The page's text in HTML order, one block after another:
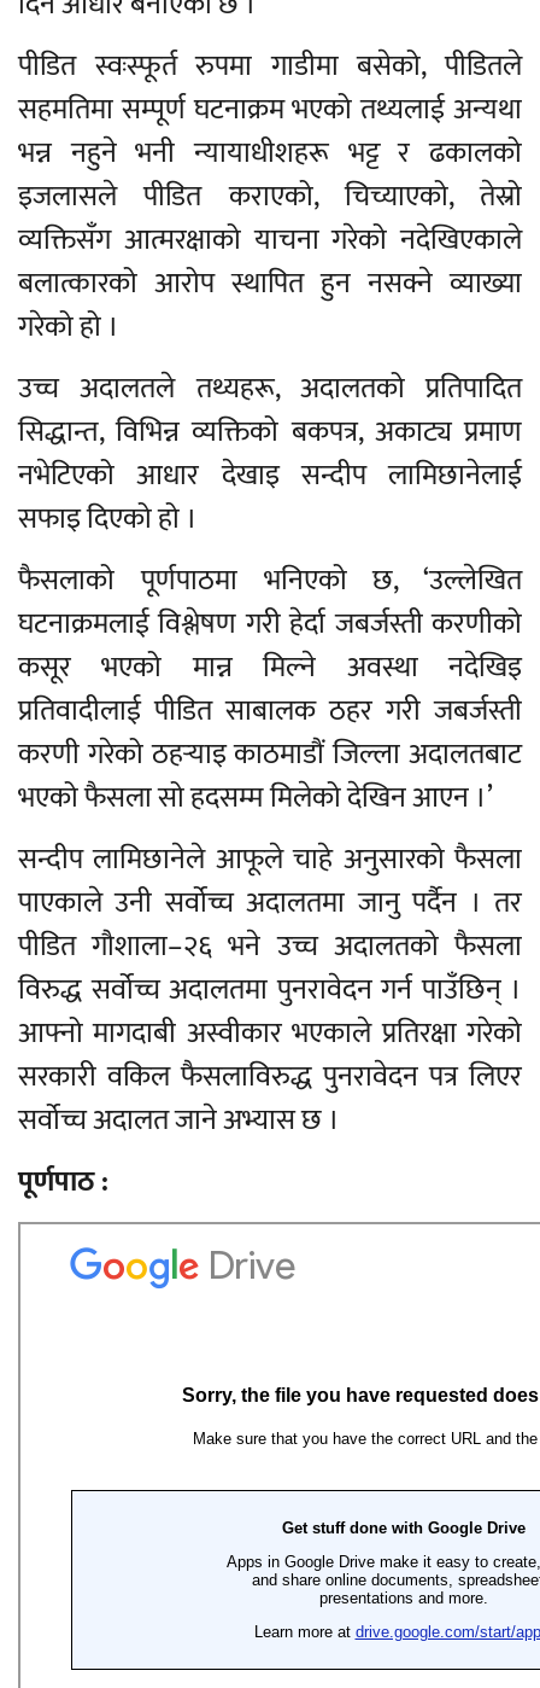
पीडित स्वःस्फूर्त रुपमा गाडीमा बसेको, पीडितले
सहमतिमा सम्पूर्ण घटनाक्रम भएको तथ्यलाई अन्यथा
भन्न नहुने भनी न्यायाधीशहरू भट्ट र ढकालको
इजलासले पीडित कराएको, चिच्याएको, तेस्रो
व्यक्तिसँग आत्मरक्षाको याचना गरेको नदेखिएकाले
बलात्कारको आरोप स्थापित हुन नसक्ने व्याख्या
गरेको हो ।
उच्च अदालतले तथ्यहरू, अदालतको प्रतिपादित
सिद्धान्त, विभिन्न व्यक्तिको बकपत्र, अकाट्य प्रमाण
नभेटिएको आधार देखाइ सन्दीप लामिछानेलाई
सफाइ दिएको हो ।
फैसलाको पूर्णपाठमा भनिएको छ, ‘उल्लेखित
घटनाक्रमलाई विश्लेषण गरी हेर्दा जबर्जस्ती करणीको
कसूर भएको मान्न मिल्ने अवस्था नदेखिइ
प्रतिवादीलाई पीडित साबालक ठहर गरी जबर्जस्ती
करणी गरेको ठहर्‍याइ काठमाडौं जिल्ला अदालतबाट
भएको फैसला सो हदसम्म मिलेको देखिन आएन ।’
सन्दीप लामिछानेले आफूले चाहे अनुसारको फैसला
पाएकाले उनी सर्वोच्च अदालतमा जानु पर्दैन । तर
पीडित गौशाला–२६ भने उच्च अदालतको फैसला
विरुद्ध सर्वोच्च अदालतमा पुनरावेदन गर्न पाउँछिन् ।
आफ्नो मागदाबी अस्वीकार भएकाले प्रतिरक्षा गरेको
सरकारी वकिल फैसलाविरुद्ध पुनरावेदन पत्र लिएर
सर्वोच्च अदालत जाने अभ्यास छ ।
पूर्णपाठ :